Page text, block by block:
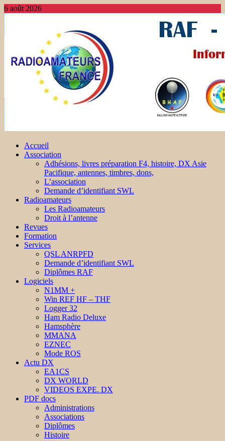
6 août 2026
Accueil
Association
Adhésions, livres préparation F4, histoire, DX Asie
Pacifique, antennes, timbres, dons,
L’association
Demande d’identifiant SWL
Radioamateurs
Les Radioamateurs
Droit à l’antenne
Revues
Formation
Services
QSL ANRPFD
Demande d’identifiant SWL
Diplômes RAF
Logiciels
N1MM +
Win REF HF – THF
Logger 32
Ham Radio Deluxe
Hamsphère
MMANA
EZNEC
Mode ROS
Actu DX
EA1CS
DX WORLD
VIDEOS EXPE. DX
PDF docs
Administrations
Associations
Diplômes
Histoire